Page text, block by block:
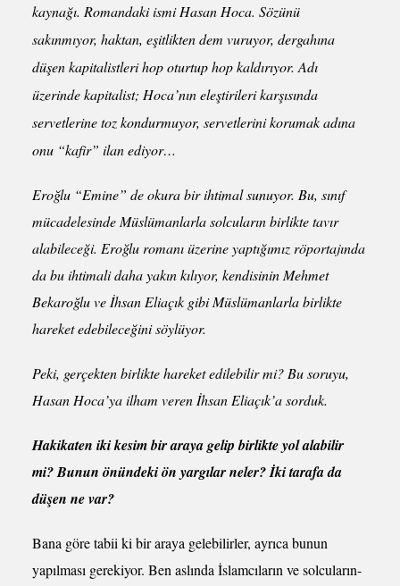
kaynağı. Romandaki ismi Hasan Hoca. Sözünü
sakınmıyor, haktan, eşitlikten dem vuruyor, dergahına
düşen kapitalistleri hop oturtup hop kaldırıyor. Adı
üzerinde kapitalist; Hoca’nın eleştirileri karşısında
servetlerine toz kondurmuyor, servetlerini korumak adına
onu “kafir” ilan ediyor…
Eroğlu “Emine” de okura bir ihtimal sunuyor. Bu, sınıf
mücadelesinde Müslümanlarla solcuların birlikte tavır
alabileceği. Eroğlu romanı üzerine yaptığımız röportajında
da bu ihtimali daha yakın kılıyor, kendisinin Mehmet
Bekaroğlu ve İhsan Eliaçık gibi Müslümanlarla birlikte
hareket edebileceğini söylüyor.
Peki, gerçekten birlikte hareket edilebilir mi? Bu soruyu,
Hasan Hoca’ya ilham veren İhsan Eliaçık’a sorduk.
Hakikaten iki kesim bir araya gelip birlikte yol alabilir
mi? Bunun önündeki ön yargılar neler? İki tarafa da
düşen ne var?
Bana göre tabii ki bir araya gelebilirler, ayrıca bunun
yapılması gerekiyor. Ben aslında İslamcıların ve solcuların-